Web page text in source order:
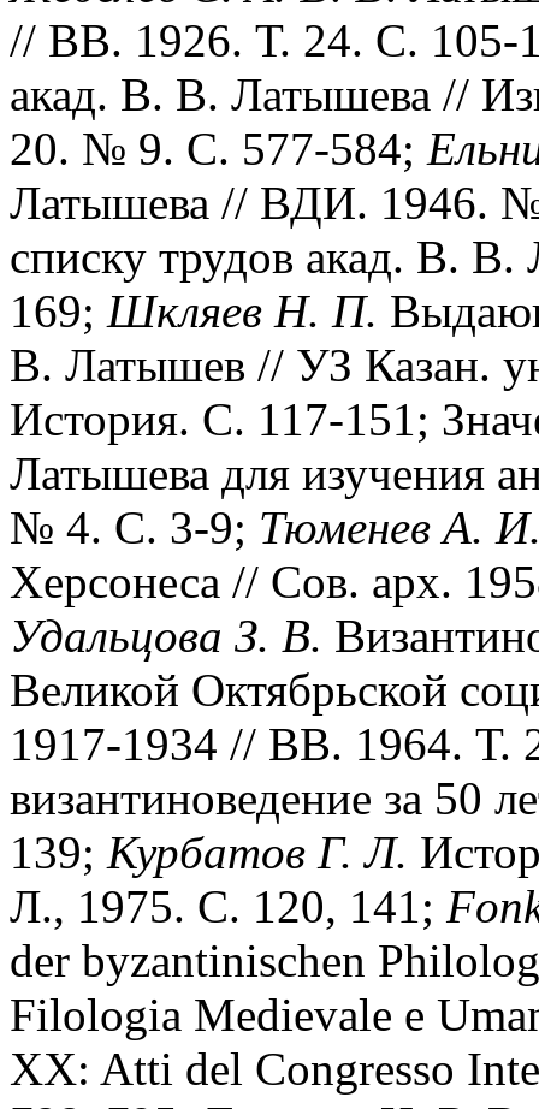
// ВВ. 1926. Т. 24. С. 105-
акад. В. В. Латышева //
20. № 9. С. 577-584;
Латышева // ВДИ. 1946.
списку трудов акад. В.
169; Шкляев Н. П.
В. Латышев // УЗ Казан.
История. С. 117-151;
Латышева для изучения
№ 4. С. 3-9; Тюменев А.
Херсонеса // Сов. арх.
Удальцова З. В.
Великой Октябрьской
1917-1934 // ВВ. 1964. Т.
византиноведение за 50
139; Курбатов Г. Л.
Л., 1975. С. 120, 141;
der byzantinischen
Filologia Medievale e
XX: Atti del Congresso